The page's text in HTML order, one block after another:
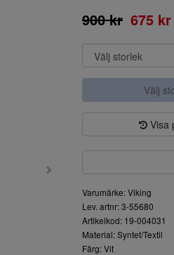
900 kr 675 kr
Välj
Visa
Varumärke: Viking
Lev. artnr: 3-55680
Artikelkod: 19-004031
Material: Syntet/Textil
Färg: Vit